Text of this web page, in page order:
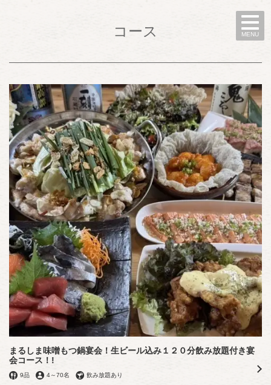
MENU
コース
まるしま味噌もつ鍋宴会！生ビール込み１２０分飲み放題付き宴
会コース！!
9品 4～70名 飲み放題あり